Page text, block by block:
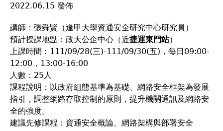
2022.06.15 發佈
講師：張舜賢（逢甲大學資通安全研究中心研究員）
預計授課地點：政大公企中心（近捷運東門站）
上課時間：111/09/28(三)-111/09/30(五)，每日09:00-
12:00，13:00-16:00
人數：25人
課程說明：以政府組態基準為基礎、網路安全框架為發展
指引，調整網路存取控制的原則，提升機關通訊及網路安
全的強度。
建議先修課程：資通安全概論、網路架構與部署安全